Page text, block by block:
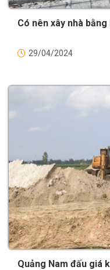
Có nên xây nhà
29/04/2024
Quảng Nam đấu giá